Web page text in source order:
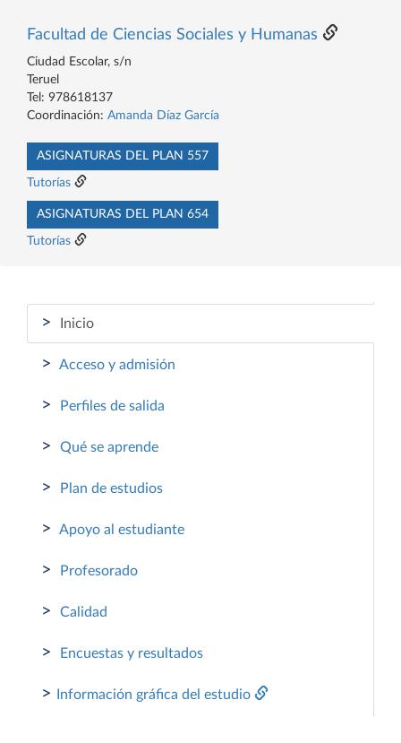
Facultad de Ciencias Sociales y Humanas
Ciudad Escolar, s/n
Teruel
Tel: 978618137
Coordinación: Amanda Díaz García
ASIGNATURAS DEL PLAN 557
Tutorías
ASIGNATURAS DEL PLAN 654
Tutorías
> Inicio
> Acceso y admisión
> Perfiles de salida
> Qué se aprende
> Plan de estudios
> Apoyo al estudiante
> Profesorado
> Calidad
> Encuestas y resultados
> Información gráfica del estudio